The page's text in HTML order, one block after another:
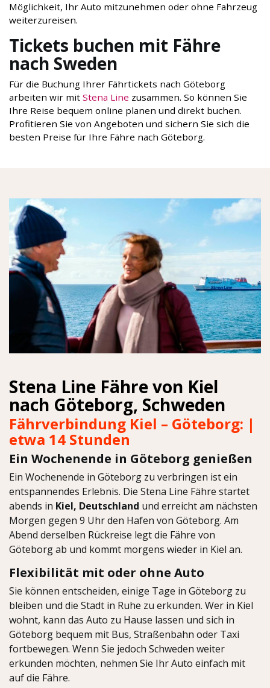
Möglichkeit, Ihr Auto mitzunehmen oder ohne Fahrzeug
weiterzureisen.
Tickets buchen mit Fähre
nach Sweden
Für die Buchung Ihrer Fährtickets nach Göteborg
arbeiten wir mit Stena Line zusammen. So können Sie
Ihre Reise bequem online planen und direkt buchen.
Profitieren Sie von Angeboten und sichern Sie sich die
besten Preise für Ihre Fähre nach Göteborg.
Stena Line Fähre von Kiel
nach Göteborg, Schweden
Fährverbindung Kiel – Göteborg: |
etwa 14 Stunden
Ein Wochenende in Göteborg genießen
Ein Wochenende in Göteborg zu verbringen ist ein
entspannendes Erlebnis. Die Stena Line Fähre startet
abends in Kiel, Deutschland und erreicht am nächsten
Morgen gegen 9 Uhr den Hafen von Göteborg. Am
Abend derselben Rückreise legt die Fähre von
Göteborg ab und kommt morgens wieder in Kiel an.
Flexibilität mit oder ohne Auto
Sie können entscheiden, einige Tage in Göteborg zu
bleiben und die Stadt in Ruhe zu erkunden. Wer in Kiel
wohnt, kann das Auto zu Hause lassen und sich in
Göteborg bequem mit Bus, Straßenbahn oder Taxi
fortbewegen. Wenn Sie jedoch Schweden weiter
erkunden möchten, nehmen Sie Ihr Auto einfach mit
auf die Fähre.